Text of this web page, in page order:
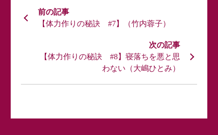
【体力作りの秘訣 #7】（竹内蓉子）
【体力作りの秘訣 #8】寝落ちを悪と思
わない（大嶋ひとみ）